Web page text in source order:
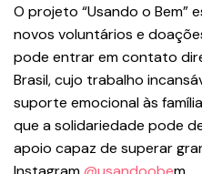
O projeto “Usando o
novos voluntários e
pode entrar em contato
Brasil, cujo trabalho
suporte emocional às
que a solidariedade pode
apoio capaz de superar